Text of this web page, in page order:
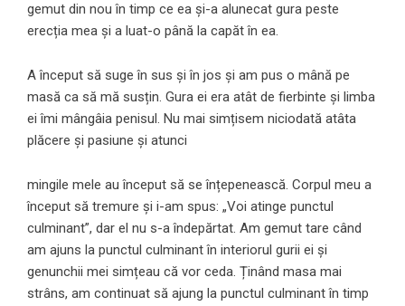
gemut din nou în timp ce ea și-a alunecat gura peste
erecția mea și a luat-o până la capăt în ea.
A început să suge în sus și în jos și am pus o mână pe
masă ca să mă susțin. Gura ei era atât de fierbinte și limba
ei îmi mângâia penisul. Nu mai simțisem niciodată atâta
plăcere și pasiune și atunci
mingile mele au început să se înțepenească. Corpul meu a
început să tremure și i-am spus: „Voi atinge punctul
culminant”, dar el nu s-a îndepărtat. Am gemut tare când
am ajuns la punctul culminant în interiorul gurii ei și
genunchii mei simțeau că vor ceda. Ținând masa mai
strâns, am continuat să ajung la punctul culminant în timp